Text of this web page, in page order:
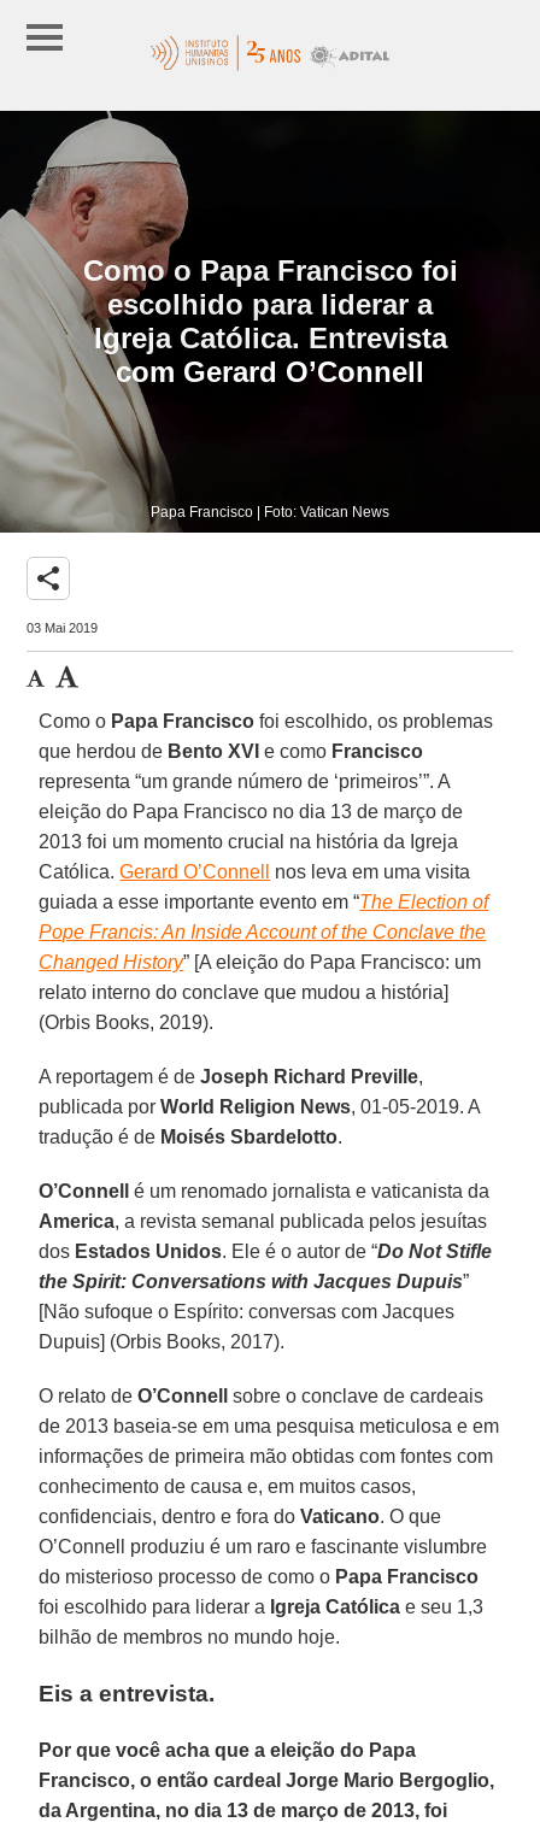
Como o Papa Francisco foi
escolhido para liderar a
Igreja Católica. Entrevista
com Gerard O’Connell
Papa Francisco | Foto: Vatican News
share
03 Mai 2019
Como o Papa Francisco foi escolhido, os problemas
que herdou de Bento XVI e como Francisco
representa “um grande número de ‘primeiros’”. A
eleição do Papa Francisco no dia 13 de março de
2013 foi um momento crucial na história da Igreja
Católica.Gerard O’Connell
nos leva em uma visita
guiada a esse importante evento em “The Election of
Pope Francis: An Inside Account of the Conclave the
Changed History” [A eleição do Papa Francisco: um
relato interno do conclave que mudou a história]
(Orbis Books, 2019).
A reportagem é deJoseph Richard Preville,
publicada porWorld Religion News, 01-05-2019. A
tradução é de Moisés Sbardelotto.
O’Connell
é um renomado jornalista e vaticanista da
America, a revista semanal publicada pelos jesuítas
dos Estados Unidos. Ele é o autor de “Do Not Stifle
the Spirit: Conversations with Jacques Dupuis”
[Não sufoque o Espírito: conversas com Jacques
Dupuis] (Orbis Books, 2017).
O relato deO’Connell
sobre o conclave de cardeais
de 2013 baseia-se em uma pesquisa meticulosa e em
informações de primeira mão obtidas com fontes com
conhecimento de causa e, em muitos casos,
confidenciais, dentro e fora doVaticano. O que
O’Connell produziu é um raro e fascinante vislumbre
do misterioso processo de como o Papa Francisco
foi escolhido para liderar a Igreja Católica e seu 1,3
bilhão de membros no mundo hoje.
Eis a entrevista.
Por que você acha que a eleição do Papa
Francisco, o então cardeal Jorge Mario Bergoglio,
da Argentina, no dia 13 de março de 2013, foi